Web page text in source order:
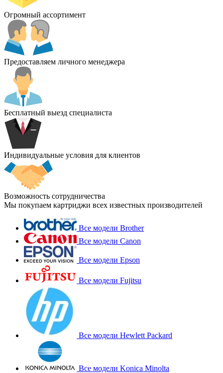
Огромный ассортимент
Предоставляем личного менеджера
Бесплатный выезд специалиста
Индивидуальные условия для клиентов
Возможность сотрудничества
Мы покупаем картриджи всех известных производителей
Все модели Brother
Все модели Canon
Все модели Epson
Все модели Fujitsu
Все модели Hewlett Packard
Все модели Konica Minolta